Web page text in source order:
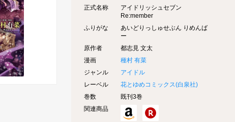
正式名称
アイドリッシュセブン
Re:member
ふりがな
あいどりっしゅせぶん りめんば
ー
原作者
都志見 文太
漫画
種村 有菜
ジャンル
アイドル
レーベル
花とゆめコミックス(白泉社)
巻数
既刊3巻
関連商品